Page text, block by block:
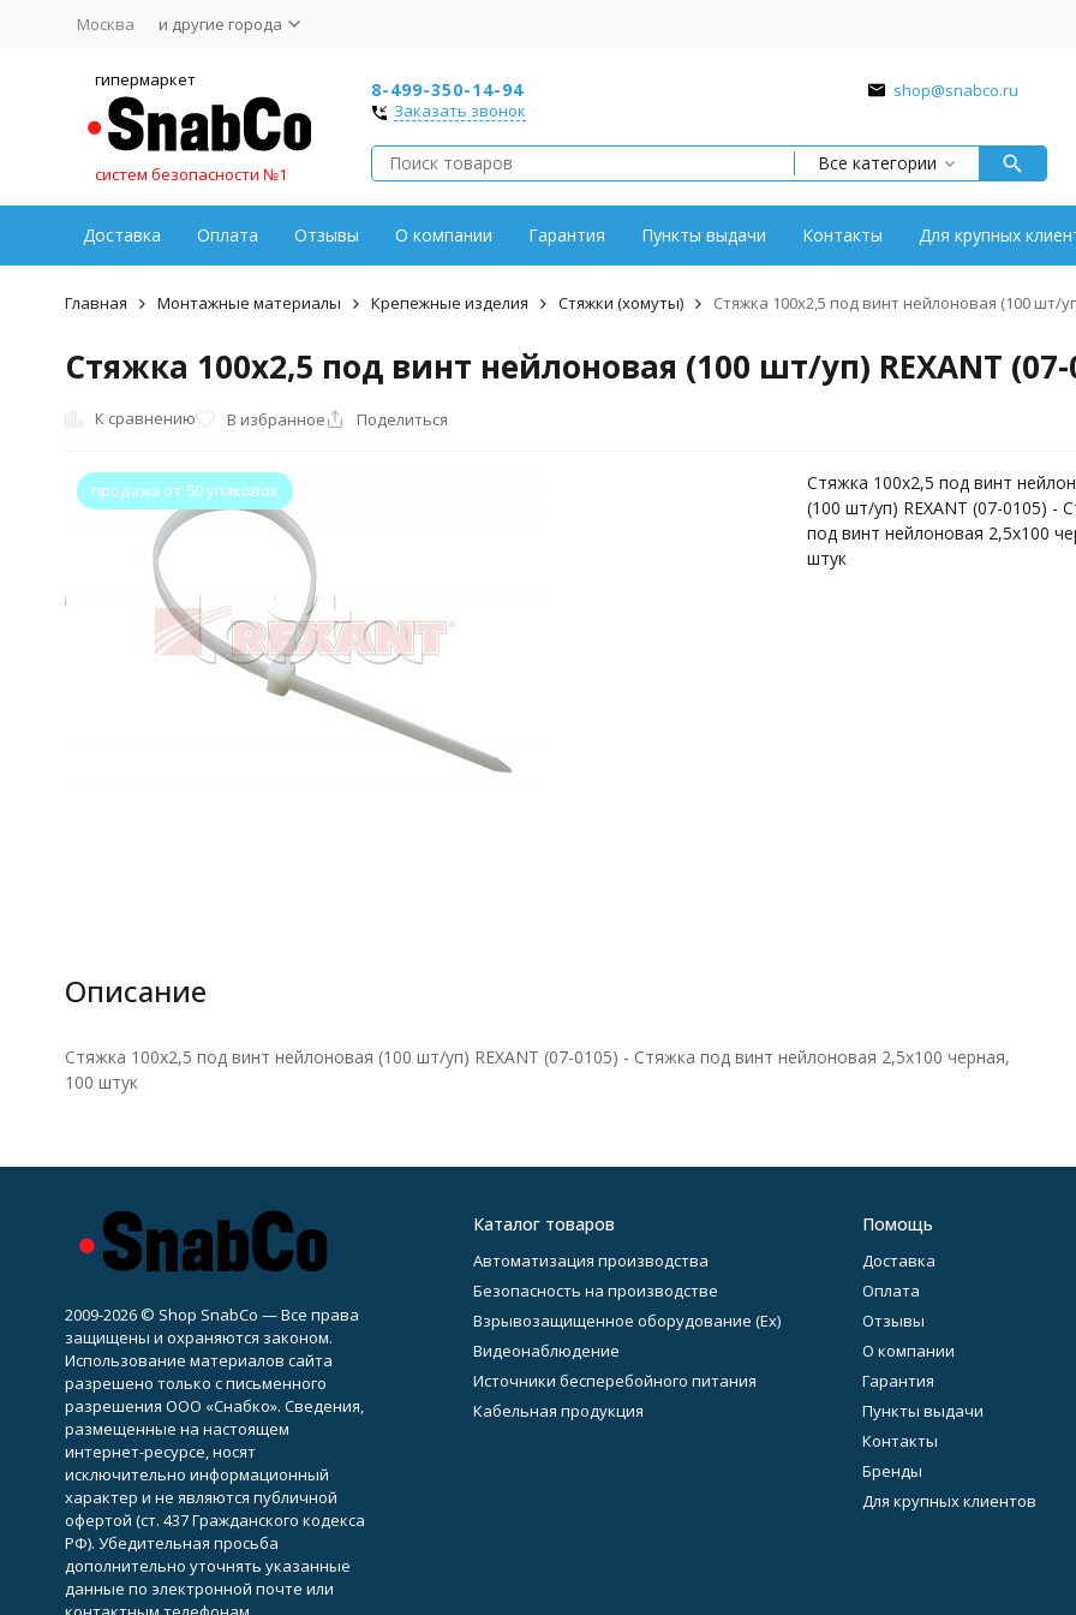
Москва и другие города
гипермаркет
систем безопасности №1
8-499-350-14-94
shop@snabco.ru
Заказать звонок
Все категории
Доставка Оплата Отзывы О компании Гарантия Пункты выдачи Контакты Для крупных
Главная Монтажные материалы Крепежные изделия Стяжки (хомуты) Стяжка 100x2,5 под винт нейлоновая (100 шт/
Стяжка 100x2,5 под винт нейлоновая (100 шт/уп) REXANT (07-
К сравнению В избранное Поделиться
продажа от 50 упаковок
Стяжка 100x2,5 под винт
(100 шт/уп) REXANT (07-0105) -
под винт нейлоновая 2,5х100
штук
Описание
Стяжка 100x2,5 под винт нейлоновая (100 шт/уп) REXANT (07-0105) - Стяжка под винт нейлоновая 2,5х100 черная,
100 штук
2009-2026 © Shop SnabCo — Все права
защищены и охраняются законом.
Использование материалов сайта
разрешено только с письменного
разрешения ООО «Снабко». Сведения,
размещенные на настоящем
интернет-ресурсе, носят
исключительно информационный
характер и не являются публичной
офертой (ст. 437 Гражданского кодекса
РФ). Убедительная просьба
дополнительно уточнять указанные
данные по электронной почте или
Каталог товаров
Автоматизация производства
Безопасность на производстве
Взрывозащищенное оборудование (Ex)
Видеонаблюдение
Источники бесперебойного питания
Кабельная продукция
Помощь
Доставка
Оплата
Отзывы
О компании
Гарантия
Пункты выдачи
Контакты
Бренды
Для крупных клиентов